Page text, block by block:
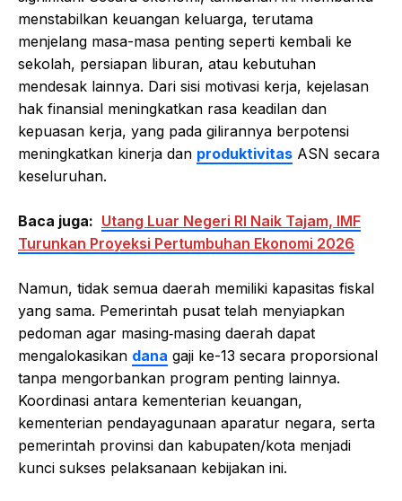
menstabilkan keuangan keluarga, terutama
menjelang masa-masa penting seperti kembali ke
sekolah, persiapan liburan, atau kebutuhan
mendesak lainnya. Dari sisi motivasi kerja, kejelasan
hak finansial meningkatkan rasa keadilan dan
kepuasan kerja, yang pada gilirannya berpotensi
meningkatkan kinerja dan produktivitas ASN secara
keseluruhan.
Baca juga: Utang Luar Negeri RI Naik Tajam, IMF
Turunkan Proyeksi Pertumbuhan Ekonomi 2026
Namun, tidak semua daerah memiliki kapasitas fiskal
yang sama. Pemerintah pusat telah menyiapkan
pedoman agar masing‑masing daerah dapat
mengalokasikan dana gaji ke-13 secara proporsional
tanpa mengorbankan program penting lainnya.
Koordinasi antara kementerian keuangan,
kementerian pendayagunaan aparatur negara, serta
pemerintah provinsi dan kabupaten/kota menjadi
kunci sukses pelaksanaan kebijakan ini.